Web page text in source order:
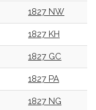
1827 NW
1827 KH
1827 GC
1827 PA
1827 NG